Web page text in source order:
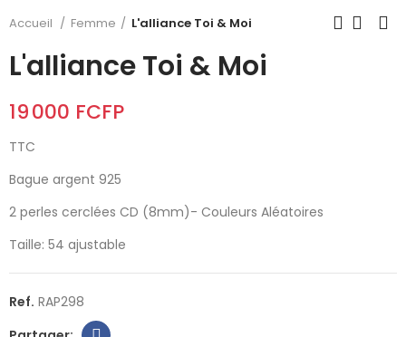
Accueil Femme L'alliance Toi & Moi
L'alliance Toi & Moi
19 000 FCFP
TTC
Bague argent 925
2 perles cerclées CD (8mm)- Couleurs Aléatoires
Taille: 54 ajustable
Ref. RAP298